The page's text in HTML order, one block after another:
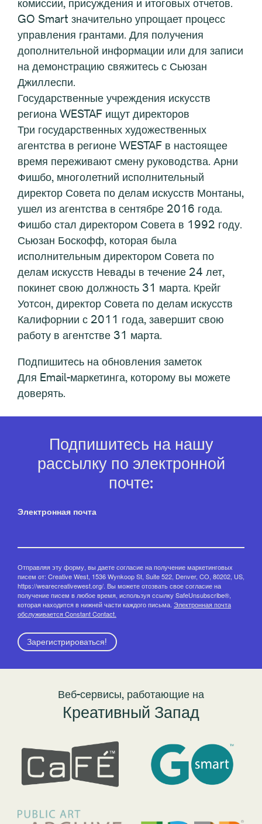
комиссии, присуждения и итоговых отчетов.
GO Smart значительно упрощает процесс
управления грантами. Для получения
дополнительной информации или для записи
на демонстрацию свяжитесь с Сьюзан
Джиллеспи.
Государственные учреждения искусств
региона WESTAF ищут директоров
Три государственных художественных
агентства в регионе WESTAF в настоящее
время переживают смену руководства. Арни
Фишбо, многолетний исполнительный
директор Совета по делам искусств Монтаны,
ушел из агентства в сентябре 2016 года.
Фишбо стал директором Совета в 1992 году.
Сьюзан Боскофф, которая была
исполнительным директором Совета по
делам искусств Невады в течение 24 лет,
покинет свою должность 31 марта. Крейг
Уотсон, директор Совета по делам искусств
Калифорнии с 2011 года, завершит свою
работу в агентстве 31 марта.
Подпишитесь на обновления заметок
Для Email-маркетинга, которому вы можете
доверять.
Подпишитесь на нашу
рассылку по электронной
почте:
Электронная почта
Отправляя эту форму, вы даете согласие на получение маркетинговых
писем от: Creative West, 1536 Wynkoop St, Suite 522, Denver, CO, 80202, US,
https://wearecreativewest.org/. Вы можете отозвать свое согласие на
получение писем в любое время, используя ссылку SafeUnsubscribe®,
которая находится в нижней части каждого письма. Электронная почта
обслуживается Constant Contact.
Зарегистрироваться!
Веб-сервисы, работающие на
Креативный Запад